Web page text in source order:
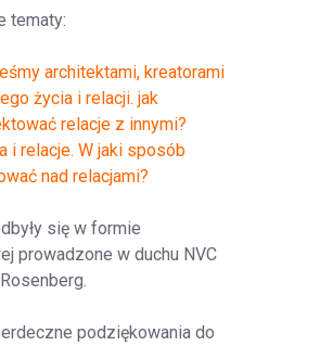
tematy:
architektami, kreatorami
życia i relacji. jak
relacje z innymi?
i relacje. W jaki sposób
nad relacjami?
się w formie
prowadzone w duchu NVC
podziękowania do